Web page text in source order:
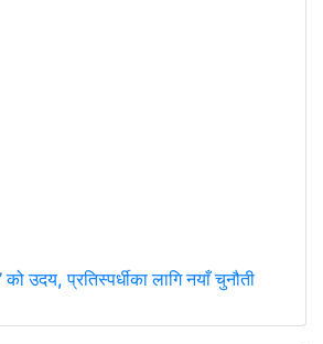
उदय, प्रतिस्पर्धीका लागि नयाँ चुनौती